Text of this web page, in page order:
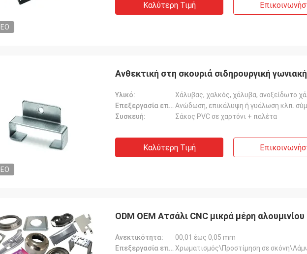
kevin
σας ευχαριστήσω για τα παιδιά
πολύ ευγενικά και χρήσιμα για
Καμίλ.
Καλύτερη Τιμή
Ανθεκτική στη σκουριά σιδηρουργική
Υλικό:
Επεξεργασία επιφάνειας:
Συσκευή:
Σάκος PVC σε χαρτόνι + παλέτα
Καλύτερη Τιμή
ODM OEM Ατσάλι CNC μικρά μέρη
Ανεκτικότητα:
00,01 έως 0,05 mm
Επεξεργασία επιφάνειας: Χρωματισμός\Προστίμηση σε